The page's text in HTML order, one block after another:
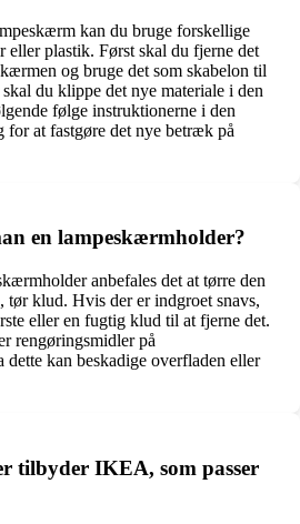
kan du bruge forskellige
eller plastik. Først skal du fjerne det
og bruge det som skabelon til
du klippe det nye materiale i den
følge instruktionerne i den
for at fastgøre det nye betræk på
en lampeskærmholder?
anbefales det at tørre den
tør klud. Hvis der er indgroet snavs,
eller en fugtig klud til at fjerne det.
rengøringsmidler på
kan beskadige overfladen eller
tilbyder IKEA, som passer